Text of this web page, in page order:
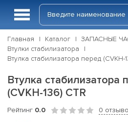
Главная Каталог ЗАПАСНЫЕ
Втулки стабилизатора
Втулка стабилизатора перед (CVKH-
Втулка стабилизатора
(CVKH-136) CTR
Рейтинг 0.0 0